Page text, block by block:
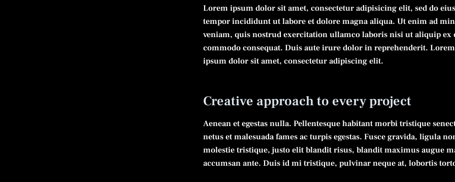
Lorem ipsum dolor sit amet, consectetur adipisicing elit, sed do
tempor incididunt ut labore et dolore magna aliqua. Ut enim ad
veniam, quis nostrud exercitation ullamco laboris nisi ut aliquip ex
commodo consequat. Duis aute irure dolor in reprehenderit. Lorem
ipsum dolor sit amet, consectetur adipiscing elit.
Creative approach to every project
Aenean et egestas nulla. Pellentesque habitant morbi tristique
netus et malesuada fames ac turpis egestas. Fusce gravida, ligula
molestie tristique, justo elit blandit risus, blandit maximus augue
accumsan ante. Duis id mi tristique, pulvinar neque at, lobortis